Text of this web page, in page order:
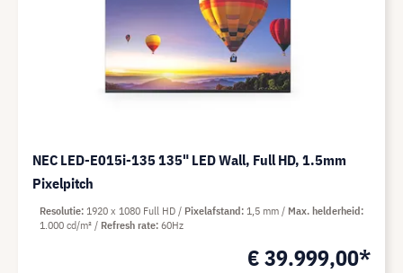
NEC LED-E015i-135 135" LED Wall, Full HD, 1.5mm
Pixelpitch
€ 39.999,00*
Resolutie 1920 x 1080 Full HD Pixelafstand 1,5 mm
Max. helderheid
1.000 cd/m²
Refresh rate 60Hz